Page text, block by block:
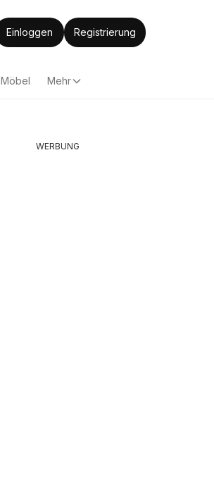
Einloggen Registrierung
Möbel Mehr
WERBUNG